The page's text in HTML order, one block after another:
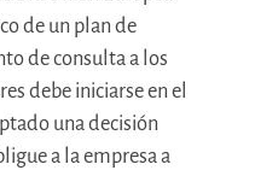
de un plan de
de consulta a los
debe iniciarse en el
una decisión
a la empresa a